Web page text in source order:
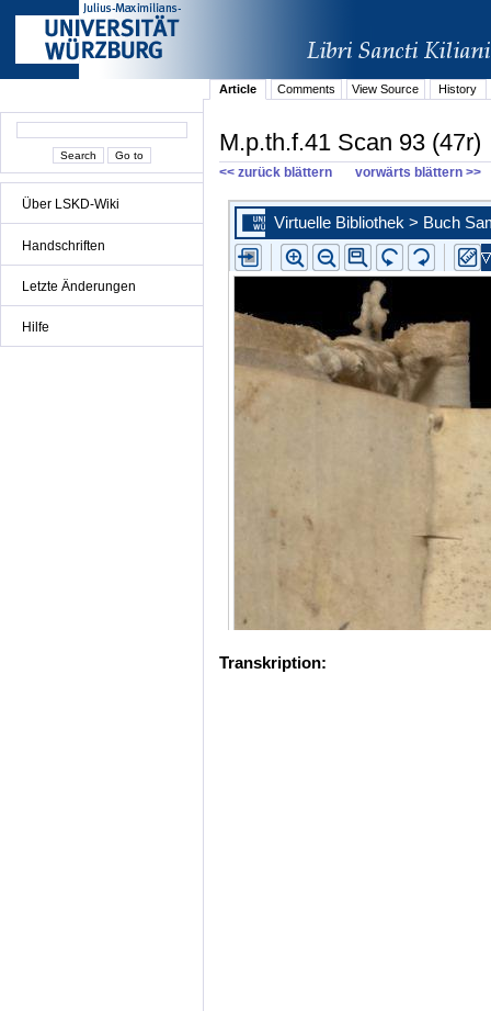
Über LSKD-Wiki
Handschriften
Letzte Änderungen
Hilfe
Article Comments View Source History
M.p.th.f.41 Scan 93 (47r)
<< zurück blättern vorwärts blättern >>
Transkription: